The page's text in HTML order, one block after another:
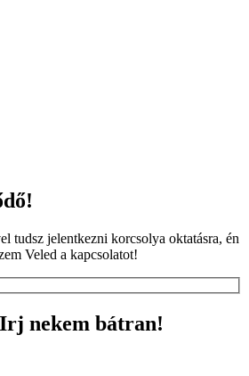
tudsz jelentkezni korcsolya oktatásra, én
Veled a kapcsolatot!
nekem bátran!